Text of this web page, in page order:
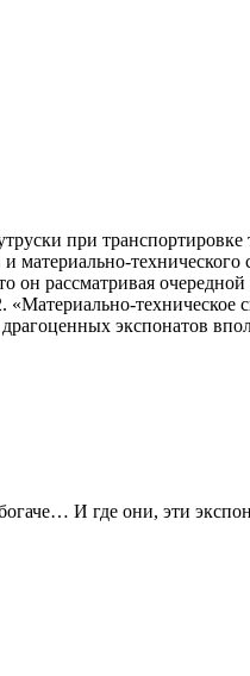
при
материально-
он рассматривая
экспонатов
И где они, эти